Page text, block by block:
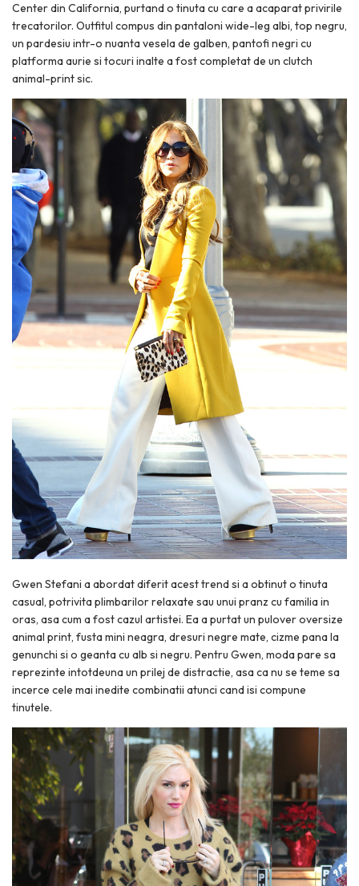
Center din California, purtand o tinuta cu care a acaparat privirile
trecatorilor. Outfitul compus din pantaloni wide-leg albi, top negru,
un pardesiu intr-o nuanta vesela de galben, pantofi negri cu
platforma aurie si tocuri inalte a fost completat de un clutch
animal-print sic.
Gwen Stefani a abordat diferit acest trend si a obtinut o tinuta
casual, potrivita plimbarilor relaxate sau unui pranz cu familia in
oras, asa cum a fost cazul artistei. Ea a purtat un pulover oversize
animal print, fusta mini neagra, dresuri negre mate, cizme pana la
genunchi si o geanta cu alb si negru. Pentru Gwen, moda pare sa
reprezinte intotdeuna un prilej de distractie, asa ca nu se teme sa
incerce cele mai inedite combinatii atunci cand isi compune
tinutele.